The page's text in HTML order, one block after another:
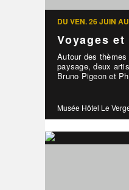
DU VEN. 26 JUIN
Voyages
Autour des
paysage, deux
Bruno Pigeon et
Musée Hôtel Le